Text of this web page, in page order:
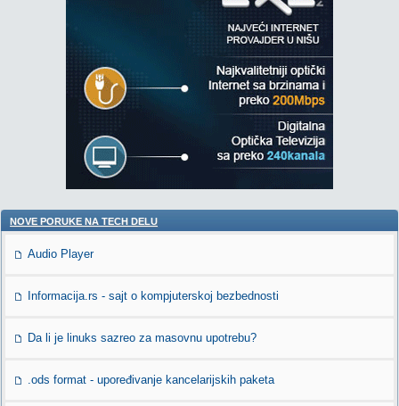
NOVE PORUKE NA TECH DELU
Audio Player
Informacija.rs - sajt o kompjuterskoj bezbednosti
Da li je linuks sazreo za masovnu upotrebu?
.ods format - upoređivanje kancelarijskih paketa